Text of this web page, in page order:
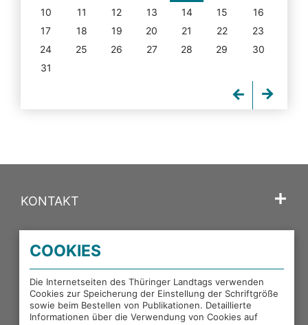
10
11 12 13 14 15
16
17
18 19 20 21 22
23
24
25 26 27 28 29
30
31
KONTAKT
PORTALE DES THÜRINGER LANDTAGS
EXTERNE LINKS
COOKIES
Die Internetseiten des Thüringer Landtags verwenden
Cookies zur Speicherung der Einstellung der Schriftgröße
sowie beim Bestellen von Publikationen. Detaillierte
Informationen über die Verwendung von Cookies auf